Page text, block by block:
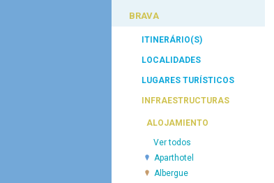
BRAVA
ITINERÁRIO(S)
LOCALIDADES
LUGARES TURÍSTICOS
INFRAESTRUCTURAS
ALOJAMIENTO
Ver todos
Aparthotel
Albergue